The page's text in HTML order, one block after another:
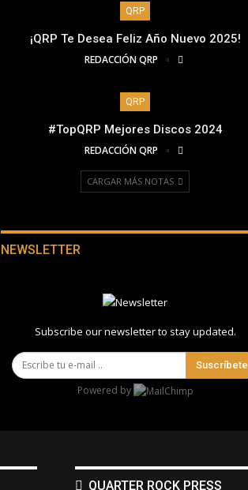
QRP
¡QRP Te Desea Feliz Año Nuevo 2025!
REDACCIÓN QRP
QRP
#TopQRP Mejores Discos 2024
REDACCIÓN QRP
CARGAR MÁS NOTAS
NEWSLETTER
Subscribe our newsletter to stay updated.
Suscríbete
Powered by
QUARTER ROCK PRESS